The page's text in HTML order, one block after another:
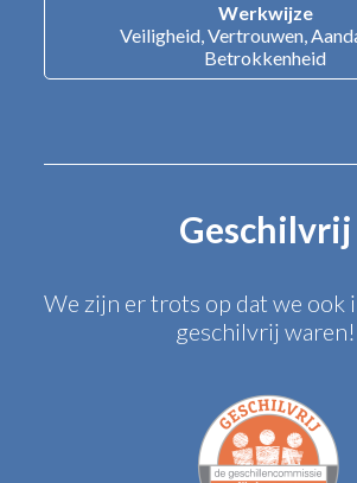
Werkwijze
Veiligheid, Vertrouwen,
Betrokkenheid
Geschilvrij
We zijn er trots op dat we ook
geschilvrij waren!